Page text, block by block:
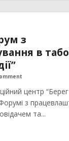
з
в
центр “Берег
з
та...